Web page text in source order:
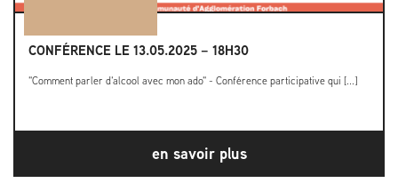
CONFÉRENCE LE 13.05.2025 – 18H30
"Comment parler d'alcool avec mon ado" - Conférence participative qui [...]
en savoir plus